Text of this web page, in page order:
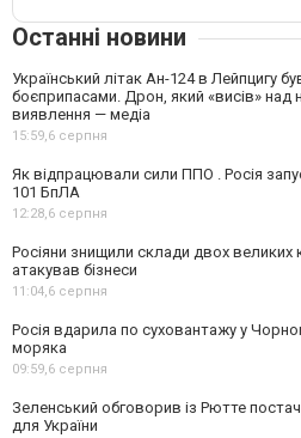
Останні новини
Український літак Ан-124 в Лейпцигу
боєприпасами. Дрон, який «висів»
виявлення — медіа
15:59,6 серпня
Як відпрацювали сили ППО . Росія
101 БпЛА
12:28,6 серпня
Росіяни знищили склади двох великих
атакував бізнеси
11:04,6 серпня
Росія вдарила по суховантажу у
моряка
09:59,6 серпня
Зеленський обговорив із Рютте
для України